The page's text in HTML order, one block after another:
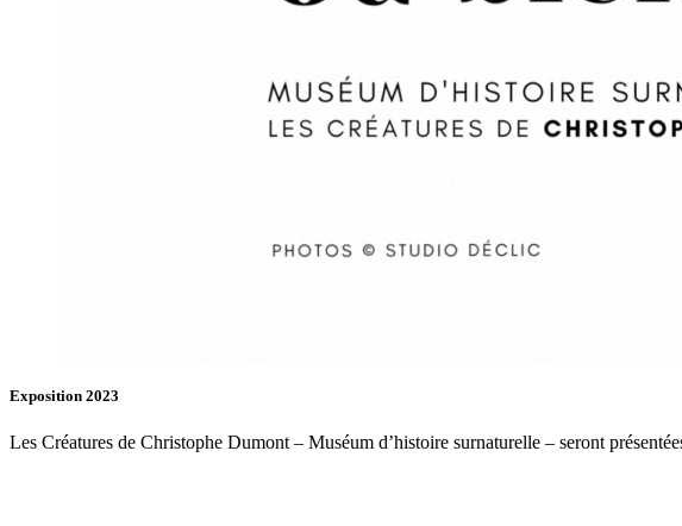
Exposition 2023
Les Créatures de Christophe Dumont – Muséum d’histoire surnaturelle – seront